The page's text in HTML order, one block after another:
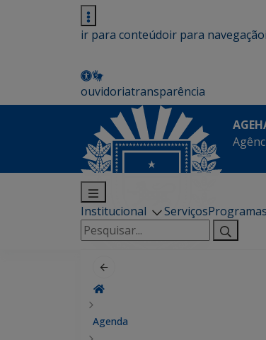
ir para conteúdoir para navegação
ouvidoriatransparência
Institucional Serviços
Pesquisar
por:
Agenda